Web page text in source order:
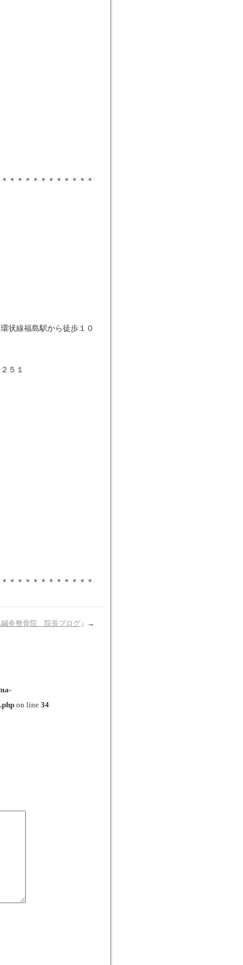
＊＊＊＊＊＊＊＊＊＊＊
線福島駅から徒歩１０
５１
＊＊＊＊＊＊＊＊＊＊＊
鍼灸整骨院 院長ブログ 」→
on line 34